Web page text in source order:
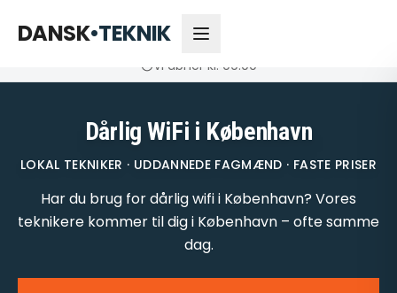
DANSK•TEKNIK
Åbner kl. 09:00
Vi åbner kl. 09:00
Dårlig WiFi i København
LOKAL TEKNIKER · UDDANNEDE FAGMÆND · FASTE PRISER
Har du brug for dårlig wifi i København? Vores
teknikere kommer til dig i København – ofte samme
dag.